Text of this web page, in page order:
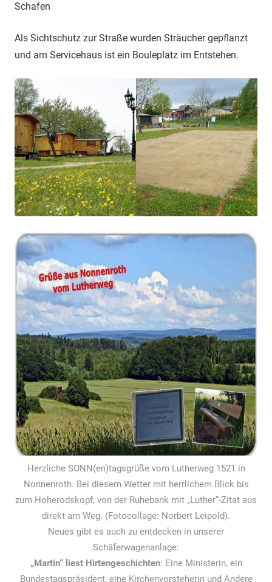
Schafen
Als Sichtschutz zur Straße wurden Sträucher gepflanzt
und am Servicehaus ist ein Bouleplatz im Entstehen.
Herzliche SONN(en)tagsgrüße vom Lutherweg 1521 in
Nonnenroth. Bei diesem Wetter mit herrlichem Blick bis
zum Hoherodskopf, von der Ruhebank mit „Luther“-Zitat aus
direkt am Weg. (Fotocollage: Norbert Leipold).
Neues gibt es auch zu entdecken in unserer
Schäferwagenanlage:
„Martin“ liest Hirtengeschichten: Eine Ministerin, ein
Bundestagspräsident, eine Kirchenvorsteherin und Andere